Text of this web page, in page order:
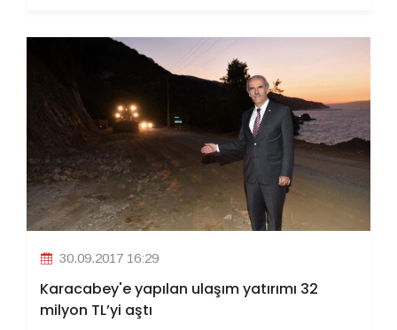
30.09.2017 16:29
Karacabey'e yapılan ulaşım yatırımı 32
milyon TL’yi aştı